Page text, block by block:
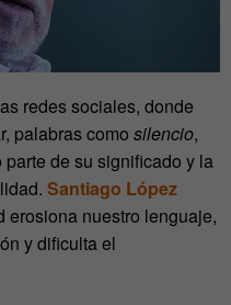
redes sociales, donde
palabras como silencio,
parte de su significado y la
Santiago López
nuestro lenguaje,
y dificulta el